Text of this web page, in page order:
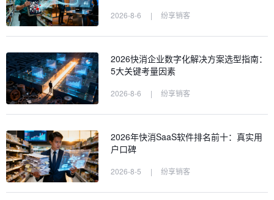
2026-8-6 | 纷享销客
2026快消企业数字化解决方案选型指南：
5大关键考量因素
2026-8-6 | 纷享销客
2026年快消SaaS软件排名前十：真实用
户口碑
2026-8-5 | 纷享销客